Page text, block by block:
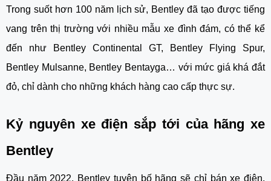
Trong suốt hơn 100 năm lịch sử, Bentley đã tạo được tiếng
vang trên thị trường với nhiều mẫu xe đình đám, có thể kể
đến như Bentley Continental GT, Bentley Flying Spur,
Bentley Mulsanne, Bentley Bentayga… với mức giá khá đắt
đỏ, chỉ dành cho những khách hàng cao cấp thực sự.
Kỷ nguyên xe điện sắp tới của hãng xe
Bentley
Đầu năm 2022, Bentley tuyên bố hãng sẽ chỉ bán xe điện.